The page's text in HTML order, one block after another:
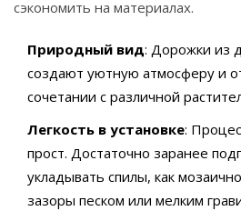
сэкономить на материалах.
Природный вид: Дорожки из
создают уютную атмосферу и
сочетании с различной
Легкость в установке:
прост. Достаточно заранее
укладывать спилы, как
зазоры песком или мелким